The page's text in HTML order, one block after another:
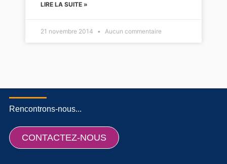
LIRE LA SUITE »
21 novembre 2014 Aucun commentaire
Rencontrons-nous...
CONTACTEZ-NOUS